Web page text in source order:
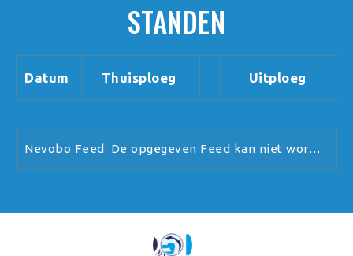
STANDEN
Datum Thuisploeg Uitploeg
Nevobo Feed: De opgegeven Feed kan niet worden verwerkt.